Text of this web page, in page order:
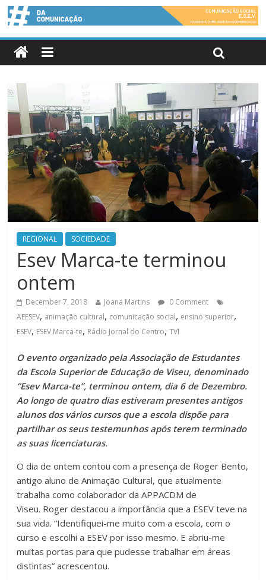
REGIONAL SOCIEDADE
Esev Marca-te terminou
ontem
December 7, 2018 Joana Martins
0 Comment
AEESEV, animação cultural, comunicação social, ensino superior,
ESEV, ESEV Marca-te, Rádio Jornal do Centro,TVI
O evento organizado pela Associação de Estudantes
da Escola Superior de Educação de Viseu, denominado
“Esev Marca-te”, terminou ontem, dia 6 de Dezembro.
Ao longo de quatro dias estiveram presentes antigos
alunos dos vários cursos que a escola dispõe para
partilhar os seus testemunhos após terem terminado
as suas licenciaturas.
O dia de ontem contou com a presença de Roger Bento,
antigo aluno de Animação Cultural, que atualmente
trabalha como colaborador da APPACDM de
Viseu. Roger destacou a importância que a ESEV teve na
sua vida. “Identifiquei-me muito com a escola, com o
curso e escolhi a ESEV por isso mesmo. E abriu-me
muitas portas para que pudesse trabalhar em áreas
distintas” acrescentou.